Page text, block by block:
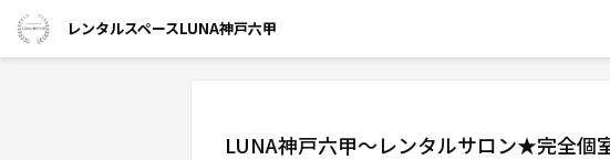
レンタルスペースLUNA神戸六甲
LUNA神戸六甲～レンタルサロン★完全個